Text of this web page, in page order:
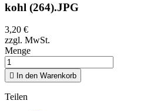
kohl (264).JPG
3,20 €
zzgl. MwSt.
Menge
 In den Warenkorb
Teilen